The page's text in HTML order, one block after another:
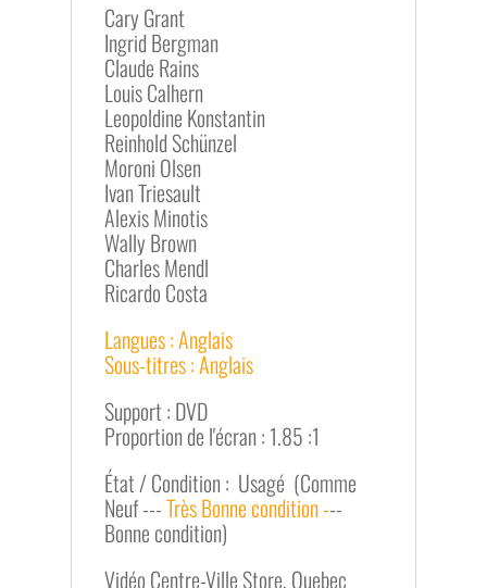
Cary Grant
Ingrid Bergman
Claude Rains
Louis Calhern
Leopoldine Konstantin
Reinhold Schünzel
Moroni Olsen
Ivan Triesault
Alexis Minotis
Wally Brown
Charles Mendl
Ricardo Costa
Langues : Anglais
Sous-titres : Anglais
Support : DVD
Proportion de l'écran : 1.85 :1
État / Condition : Usagé (Comme
Neuf ---Très Bonne condition ---
Bonne condition)
Vidéo Centre-Ville Store, Quebec